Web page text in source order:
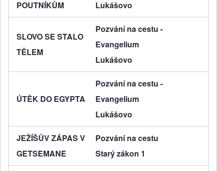
POUTNÍKŮM
Lukášovo
SLOVO SE STALO
TĚLEM
Pozvání na cestu -
Evangelium
Lukášovo
ÚTĚK DO EGYPTA
Pozvání na cestu -
Evangelium
Lukášovo
JEŽÍŠŮV ZÁPAS V
GETSEMANE
Pozvání na cestu
Starý zákon 1